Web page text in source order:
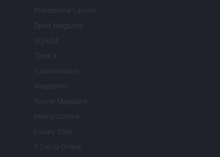
Professione Lavoro
Sport Magazine
Style24
Think.it
Tuobenessere
Viaggiamo
Nonne Magazine
Milano Cortina
Luxury Club
Il Calcio Online